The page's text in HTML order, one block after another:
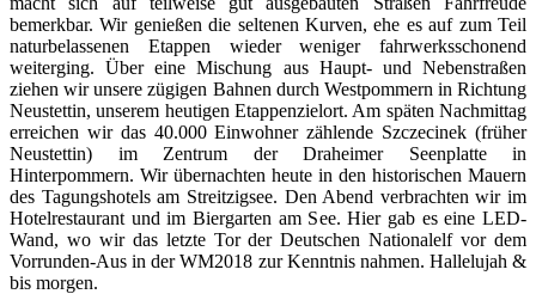
bemerkbar. Wir genießen die seltenen Kurven, ehe es auf zum Teil
naturbelassenen Etappen wieder weniger fahrwerksschonend
weiterging. Über eine Mischung aus Haupt- und Nebenstraßen
ziehen wir unsere zügigen Bahnen durch Westpommern in Richtung
Neustettin, unserem heutigen Etappenzielort. Am späten Nachmittag
erreichen wir das 40.000 Einwohner zählende Szczecinek (früher
Neustettin) im Zentrum der Draheimer Seenplatte in
Hinterpommern. Wir übernachten heute in den historischen Mauern
des Tagungshotels am Streitzigsee. Den Abend verbrachten wir im
Hotelrestaurant und im Biergarten am See. Hier gab es eine LED-
Wand, wo wir das letzte Tor der Deutschen Nationalelf vor dem
Vorrunden-Aus in der WM2018 zur Kenntnis nahmen. Hallelujah &
bis morgen.